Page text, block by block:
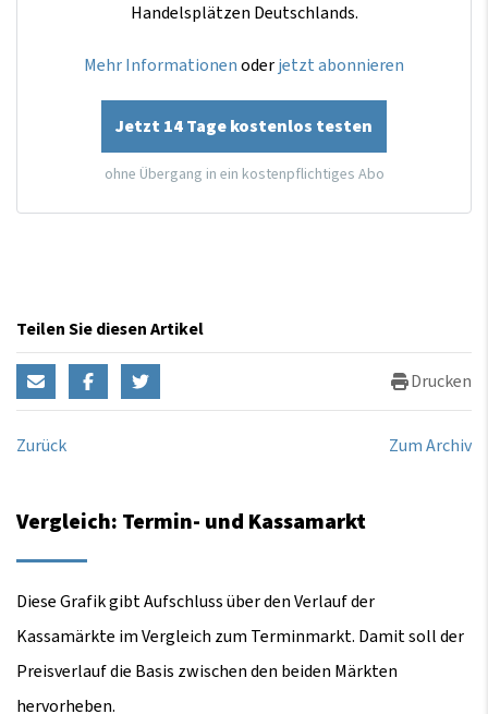
Handelsplätzen Deutschlands.
Mehr Informationenoderjetzt abonnieren
Jetzt 14 Tage kostenlos testen
ohne Übergang in ein kostenpflichtiges Abo
Teilen Sie diesen Artikel
Drucken
Zurück Zum Archiv
Vergleich: Termin- und Kassamarkt
Diese Grafik gibt Aufschluss über den Verlauf der
Kassamärkte im Vergleich zum Terminmarkt. Damit soll der
Preisverlauf die Basis zwischen den beiden Märkten
hervorheben.